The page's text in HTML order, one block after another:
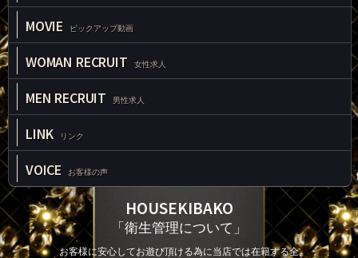
MOVIE ピックアップ動画
WOMAN RECRUIT 女性求人
MEN RECRUIT 男性求人
LINK リンク
VOICE お客様の声
HOUSEKIBAKO
「衛生管理について」
お客様に安心してお遊び頂ける為に当店では在籍する全